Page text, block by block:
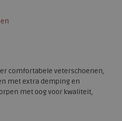
comfortabele veterschoenen,
met extra demping en
met oog voor kwaliteit,